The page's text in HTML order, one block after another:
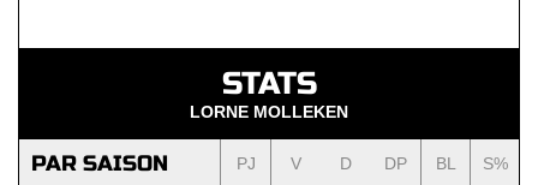
STATS
LORNE MOLLEKEN
PAR SAISON PJ V D DP BL S%